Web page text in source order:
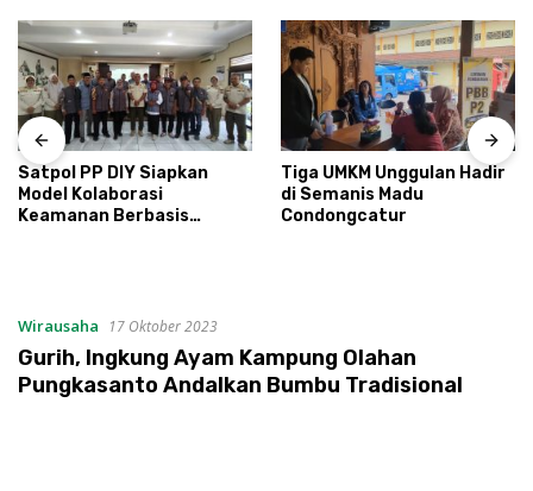
Satpol PP DIY Siapkan
Model Kolaborasi
Keamanan Berbasis
Tiga UMKM Unggulan Hadir
di Semanis Madu
Condongcatur
Wirausaha 17 Oktober 2023
Gurih, Ingkung Ayam Kampung Olahan
Pungkasanto Andalkan Bumbu Tradisional